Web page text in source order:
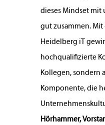
dieses Mindset mit
gut zusammen. Mit
Heidelberg iT
hochqualifizierte
Kollegen, sondern
Komponente, die
Hörhammer,